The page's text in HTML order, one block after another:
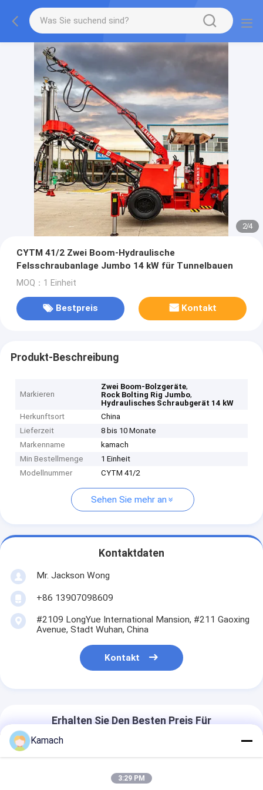
2/4
CYTM 41/2 Zwei Boom-Hydraulische
Felsschraubanlage Jumbo 14 kW für Tunnelbauen
MOQ：1 Einheit
Bestpreis Kontakt
Produkt-Beschreibung
Markieren
Zwei Boom-Bolzgeräte,
Rock Bolting Rig Jumbo,
Hydraulisches Schraubgerät 14 kW
Herkunftsort
China
Lieferzeit
8 bis 10 Monate
Markenname
kamach
Min Bestellmenge
1 Einheit
Modellnummer
CYTM 41/2
Sehen Sie mehr an
Kontaktdaten
Mr. Jackson Wong
+86 13907098609
#2109 LongYue International Mansion, #211 Gaoxing
Avenue, Stadt Wuhan, China
Kontakt
Erhalten Sie Den Besten Preis Für
CYTM 41/2 Zwei Boom-
Hydraulische
Felsschraubanlage Jumbo 14
Kamach
3:29 PM